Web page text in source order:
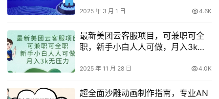
2025 年 3 月 1 日 4.6K
最新美团云客服项目，可兼职可全
职，新手小白人人可做，月入3k无
2025 年 11 月 28 日 4.0K
超全面沙雕动画制作指南，专业AN